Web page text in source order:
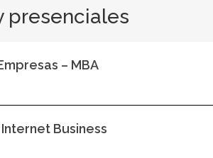
presenciales
– MBA
Business